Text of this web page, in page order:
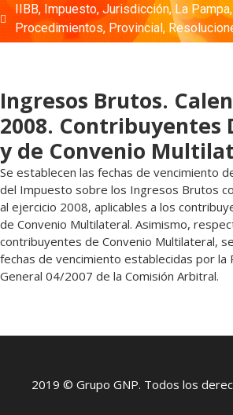
IIBB, Impuesto, Jurisdicción, La Pampa,
Procedimientos, Provincial,
Ingresos Brutos.
2008. Contribuyentes
y de Convenio
Se establecen las fechas de vencimiento
del Impuesto sobre los Ingresos Brutos
al ejercicio 2008, aplicables a los
de Convenio Multilateral. Asimismo,
contribuyentes de Convenio Multilateral,
fechas de vencimiento establecidas por la
General 04/2007 de la Comisión Arbitral.
2019 © Grupo GNP. Todos los